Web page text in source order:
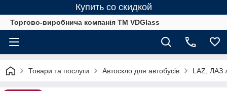
Купить со скидкой
Торгово-виробнича компанія ТМ VDGlass
Товари та послуги Автоскло для автобуcів LAZ, ЛАЗ